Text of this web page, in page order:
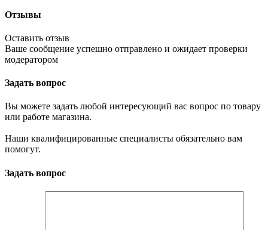
Отзывы
Оставить отзыв
Ваше сообщение успешно отправлено и ожидает проверки
модератором
Задать вопрос
Вы можете задать любой интересующий вас вопрос по товару
или работе магазина.
Наши квалифицированные специалисты обязательно вам
помогут.
Задать вопрос